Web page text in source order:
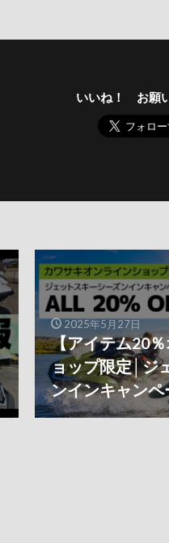
いいね！ お願
2025年5月27日
【アイテム20
ョップ限定│ジ
ンインキャンペ